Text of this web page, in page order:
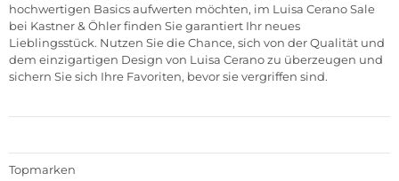
hochwertigen Basics aufwerten möchten, im Luisa Cerano Sale
bei Kastner & Öhler finden Sie garantiert Ihr neues
Lieblingsstück. Nutzen Sie die Chance, sich von der Qualität und
dem einzigartigen Design von Luisa Cerano zu überzeugen und
sichern Sie sich Ihre Favoriten, bevor sie vergriffen sind.
Topmarken